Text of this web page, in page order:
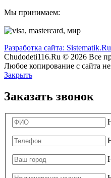
Мы принимаем:
Разработка сайта: Sistematik.Ru
Chudodeti116.Ru © 2026 Все
Любое копирование с сайта
Закрыть
Заказать звонок